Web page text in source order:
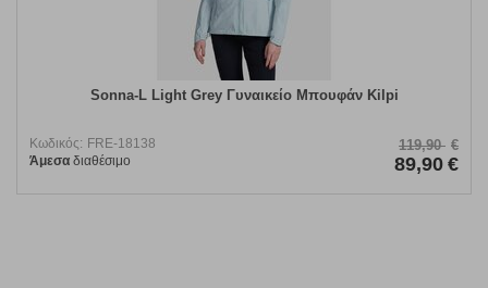
Sonna-L Light Grey Γυναικείο Μπουφάν Kilpi
Κωδικός: FRE-18138
Άμεσα διαθέσιμο
119,90 €
89,90 €